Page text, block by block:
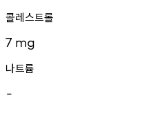
콜레스트롤
7 mg
나트륨
-